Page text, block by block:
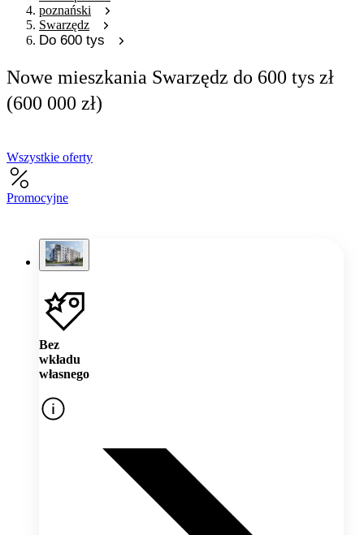
poznański
Swarzędz
Do 600 tys
Nowe mieszkania Swarzędz do 600 tys zł
(600 000 zł)
Wszystkie oferty
Promocyjne
Bez
wkładu
własnego